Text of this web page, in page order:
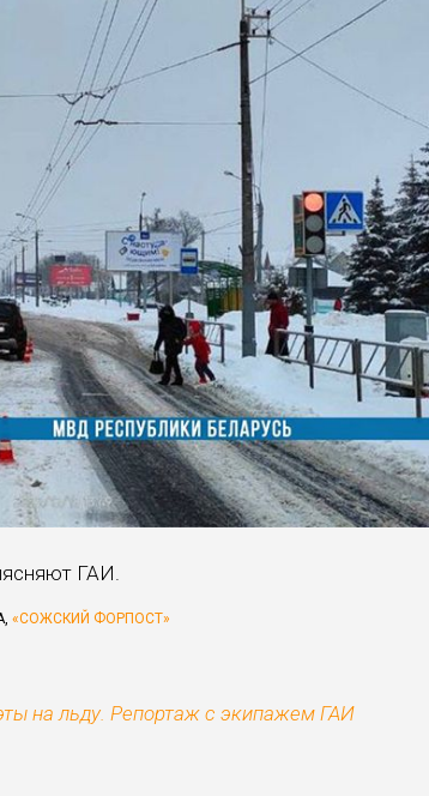
ГАИ.
«СОЖСКИЙ ФОРПОСТ»
на льду. Репортаж с экипажем ГАИ